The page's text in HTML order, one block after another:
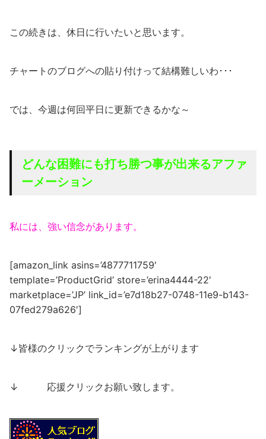
この続きは、休日に行いたいと思います。
チャートのブログへの貼り付けって結構難しいわ･･･
では、今週は何回平日に更新できるかな～
どんな困難にも打ち勝つ事が出来るアファ
ーメーション
私には、強い信念があります。
[amazon_link asins=’4877711759′
template=’ProductGrid’ store=’erina4444-22′
marketplace=’JP’ link_id=’e7d18b27-0748-11e9-b143-
07fed279a626′]
↓皆様のクリックでランキングが上がります
↓ 応援クリックお願い致します。